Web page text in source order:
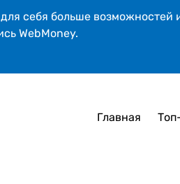
себя больше возможностей
WebMoney.
Главная